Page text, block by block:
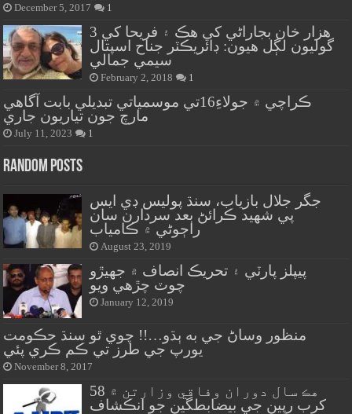
December 5, 2017 1
هزار خان بجاراڻي کي هڪ ۽ فريحا کي 3
گوليون لڳل هيون: ڊائريڪٽر جناح اسپتال
سيمي جمالي
February 2, 2018 1
ڪراچي ۾ جولاءِ16تي موسمياتي تبديلي بابت آگاهي
مارچ جون تياريون جاري
July 11, 2023 1
Random Posts
جگر جلال بازياب، سنڌ پوليس ڊي ايس
پي شهيد ڪرائڻ بعد سردارن سان
راڄوڻي ۾ ڪامياب
August 23, 2019
پيپلز پارٽي ۽ تحريڪ انصاف ۾ جهيڙو
چوٽ چڙهي ويو
January 12, 2019
منظور وساڻ جي به ٻڌو…!! چوي ٿو سنڌ حڪومت
يورپ جي طرز تي ڪم ڪري پئي
November 8, 2017
هڪ سال دوران وفاقي وزارتن ۾ 58
کرب رپين جي بيضابطگين جو انڪشاف